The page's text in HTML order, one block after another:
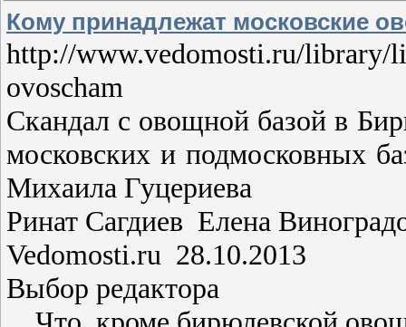
Кому принадлежат московские
http://www.vedomosti.ru/library/
ovoscham
Скандал с овощной базой в
московских и подмосковных
Михаила Гуцериева
Ринат Сагдиев Елена
Vedomosti.ru 28.10.2013
Выбор редактора